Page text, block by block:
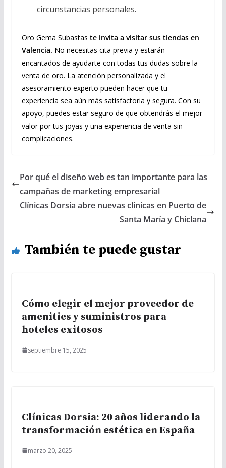
circunstancias personales.
Oro Gema Subastas te invita a visitar sus tiendas en
Valencia. No necesitas cita previa y estarán
encantados de ayudarte con todas tus dudas sobre la
venta de oro. La atención personalizada y el
asesoramiento experto pueden hacer que tu
experiencia sea aún más satisfactoria y segura. Con su
apoyo, puedes estar seguro de que obtendrás el mejor
valor por tus joyas y una experiencia de venta sin
complicaciones.
Por qué el diseño web es tan importante para las
campañas de marketing empresarial
Clínicas Dorsia abre nuevas clínicas en Puerto de
Santa María y Chiclana
También te puede gustar
Cómo elegir el mejor proveedor de
amenities y suministros para
hoteles exitosos
septiembre 15, 2025
Clínicas Dorsia: 20 años liderando la
transformación estética en España
marzo 20, 2025